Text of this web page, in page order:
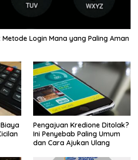
Metode Login Mana yang Paling Aman
Pengajuan Kredione Ditolak?
Ini Penyebab Paling Umum
dan Cara Ajukan Ulang